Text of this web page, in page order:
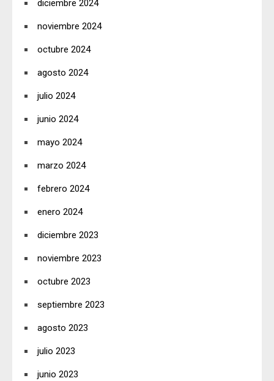
diciembre 2024
noviembre 2024
octubre 2024
agosto 2024
julio 2024
junio 2024
mayo 2024
marzo 2024
febrero 2024
enero 2024
diciembre 2023
noviembre 2023
octubre 2023
septiembre 2023
agosto 2023
julio 2023
junio 2023